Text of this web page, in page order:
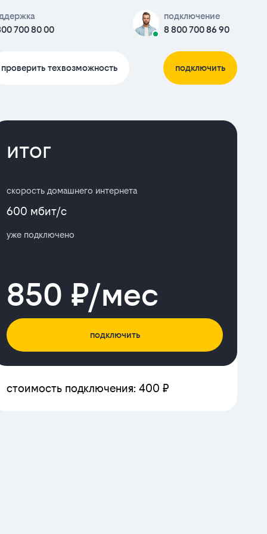
700 80 00
подключение
8 800 700 86 90
проверить техвозможность подключить
итог
скорость домашнего интернета
600 мбит/с
уже подключено
850 ₽/мес
подключить
стоимость подключения: 400 ₽